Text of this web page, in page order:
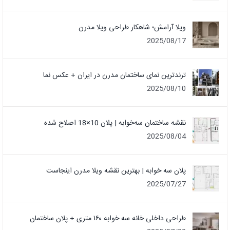
ویلا آرامش؛ شاهکار طراحی ویلا مدرن
2025/08/17
ترندترین نمای ساختمان مدرن در ایران + عکس نما
2025/08/10
نقشه ساختمان سه‌خوابه | پلان 10×18 اصلاح شده
2025/08/04
پلان سه خوابه | بهترین نقشه ویلا مدرن اینجاست
2025/07/27
طراحی داخلی خانه سه خوابه ۱۶۰ متری + پلان ساختمان